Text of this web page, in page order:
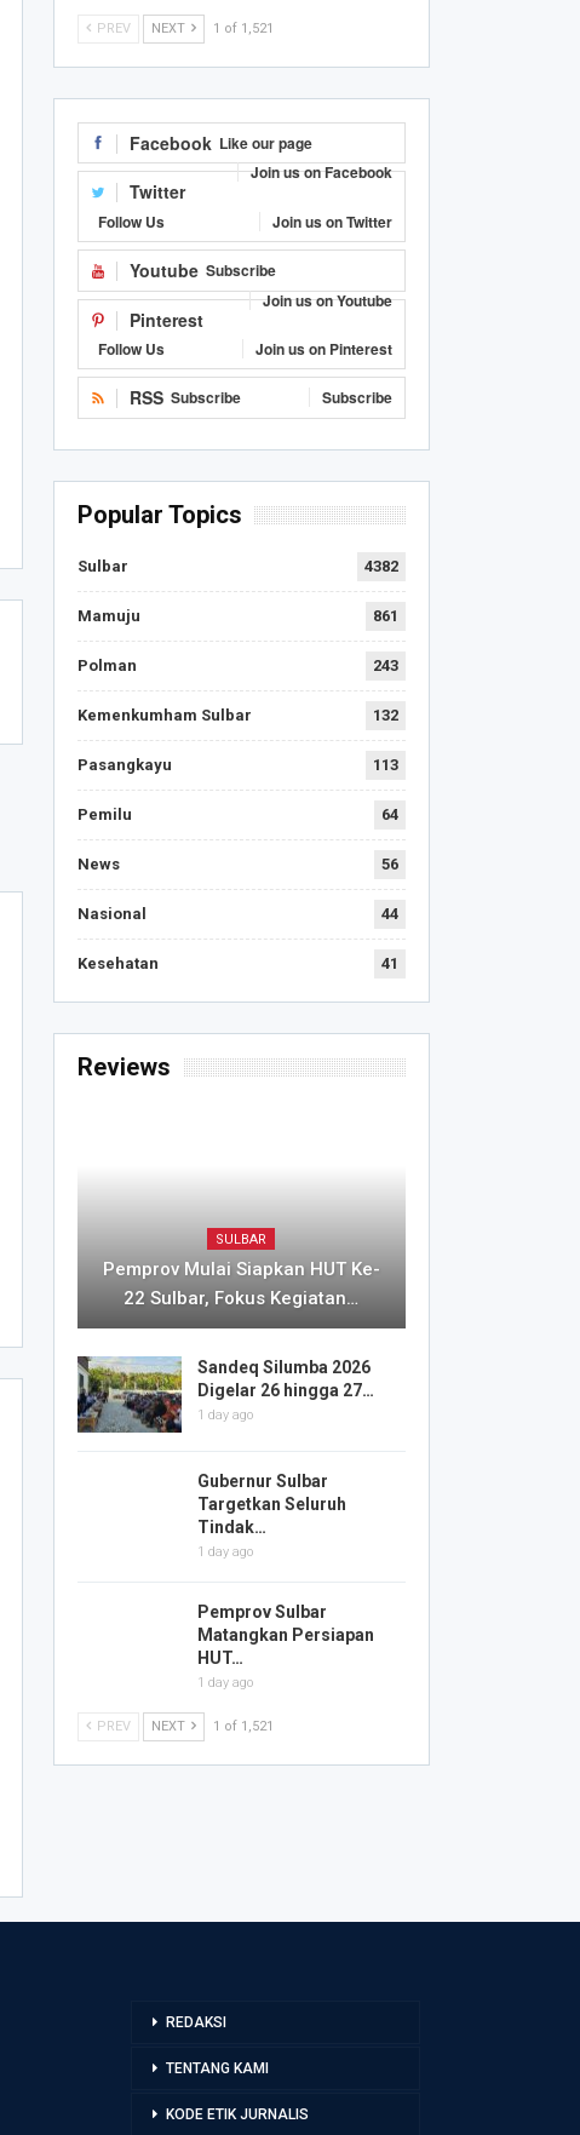
PREV NEXT 1 of 1,521
Facebook Like our page
Join us on Facebook
Twitter
Follow Us Join us on Twitter
Youtube Subscribe
Join us on Youtube
Pinterest
Follow Us Join us on Pinterest
RSS Subscribe Subscribe
Popular Topics
Sulbar 4382
Mamuju 861
Polman 243
Kemenkumham Sulbar 132
Pasangkayu 113
Pemilu 64
News 56
Nasional 44
Kesehatan 41
Reviews
SULBAR
Pemprov Mulai Siapkan HUT Ke-
22 Sulbar, Fokus Kegiatan…
Sandeq Silumba 2026
Digelar 26 hingga 27…
1 day ago
Gubernur Sulbar
Targetkan Seluruh
Tindak…
1 day ago
Pemprov Sulbar
Matangkan Persiapan
HUT…
1 day ago
PREV NEXT 1 of 1,521
REDAKSI
TENTANG KAMI
KODE ETIK JURNALIS